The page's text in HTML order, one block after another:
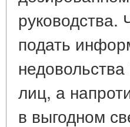
руководства.
подать
лиц, а
в выгодном